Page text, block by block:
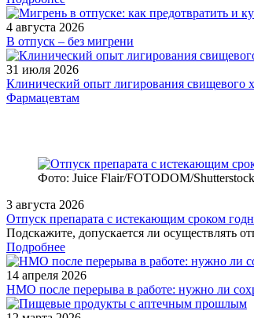
4 августа 2026
В отпуск – без мигрени
31 июля 2026
Клинический опыт лигирования свищевого
Фармацевтам
Фото: Juice Flair/FOTODOM/Shutterstoсk
3 августа 2026
Отпуск препарата с истекающим сроком
Подскажите, допускается ли осуществлять
Подробнее
14 апреля 2026
НМО после перерыва в работе: нужно ли